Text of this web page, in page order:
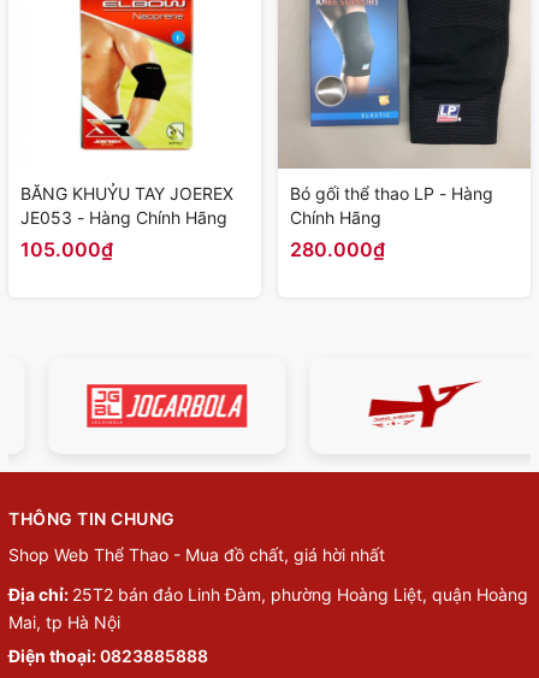
BĂNG KHUỶU TAY JOEREX
JE053 - Hàng Chính Hãng
105.000₫
Bó gối thể thao LP - Hàng
Chính Hãng
280.000₫
THÔNG TIN CHUNG
Shop Web Thể Thao - Mua đồ chất, giá hời nhất
Địa chỉ: 25T2 bán đảo Linh Đàm, phường Hoàng Liệt, quận Hoàng
Mai, tp Hà Nội
Điện thoại:0823885888